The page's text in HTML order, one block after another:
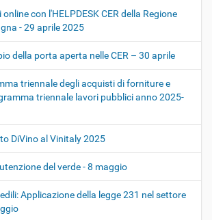
con l'HELPDESK CER della Regione
- 29 aprile 2025
della porta aperta nelle CER – 30 aprile
triennale degli acquisti di forniture e
triennale lavori pubblici anno 2025-
DiVino al Vinitaly 2025
del verde - 8 maggio
Applicazione della legge 231 nel settore